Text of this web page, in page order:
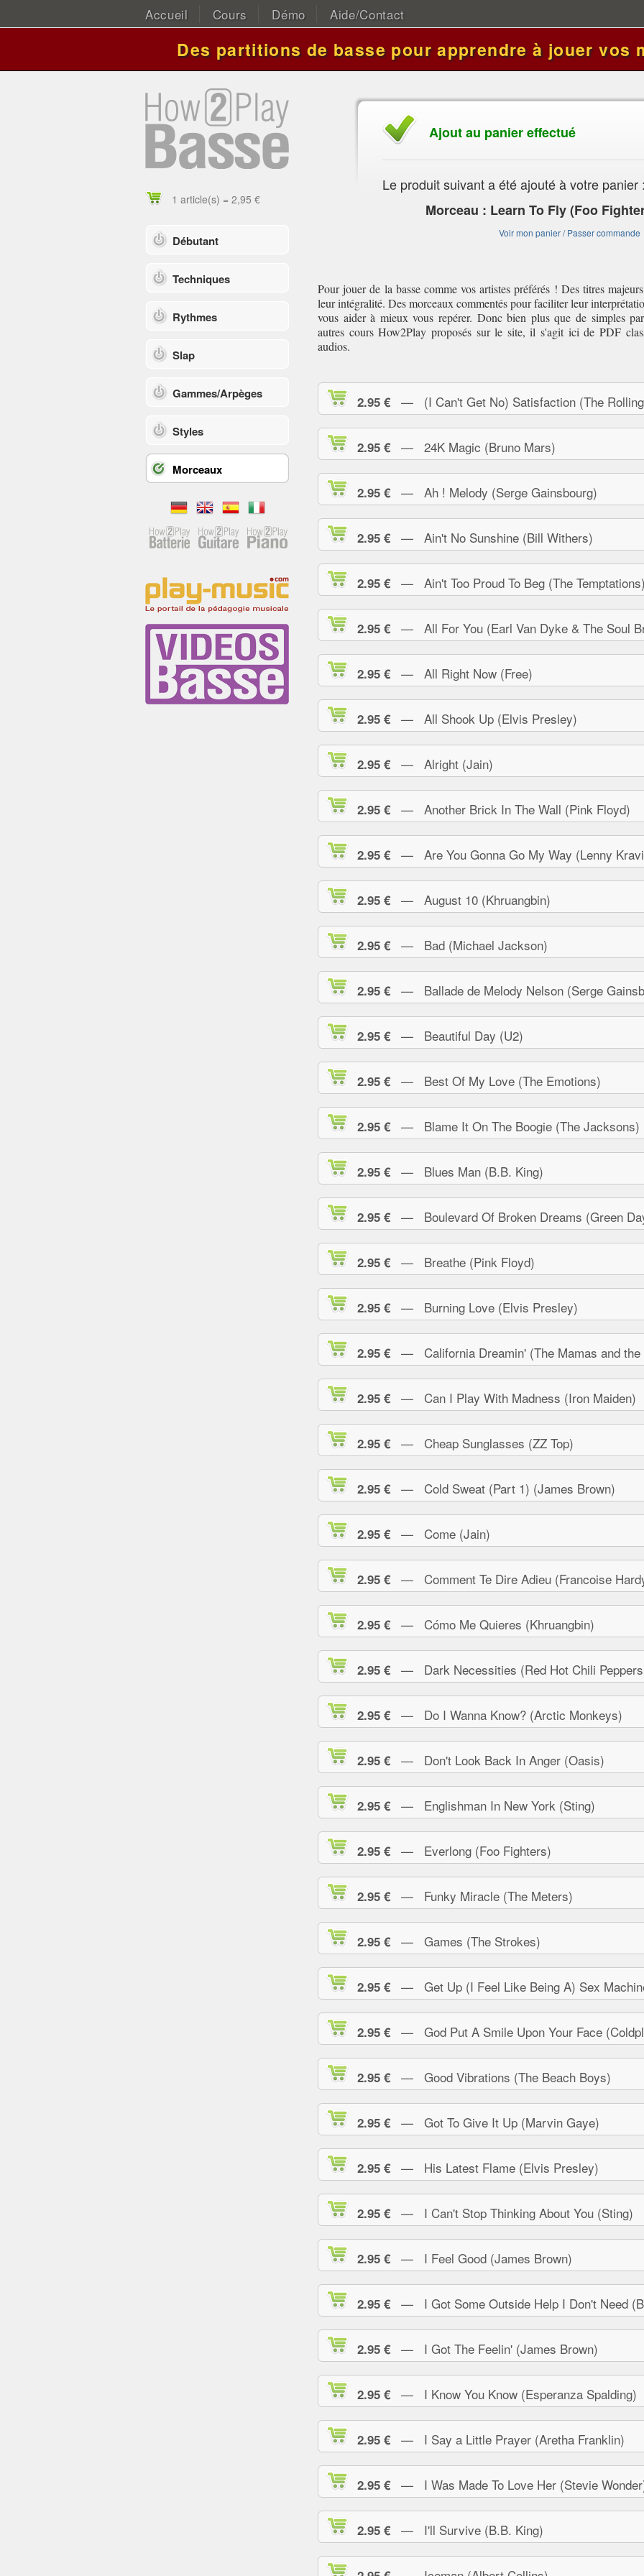
Accueil Cours Démo Aide/Contact
Des partitions de basse pour apprendre à jouer vos
1 article(s) = 2,95 €
Débutant
Techniques
Rythmes
Slap
Gammes/Arpèges
Styles
Morceaux
Ajout au panier effectué
Le produit suivant a été ajouté à votre panier
Morceau : Learn To Fly (Foo
Voir mon panier / Passer commande
Pour jouer de la basse comme vos artistes préférés ! Des titres
leur intégralité. Des morceaux commentés pour faciliter leur
vous aider à mieux vous repérer. Donc bien plus que de simples
autres cours How2Play proposés sur le site, il s'agit ici de PDF
audios.
2.95 € — (I Can't Get No) Satisfaction (The
2.95 € — 24K Magic (Bruno Mars)
2.95 € — Ah ! Melody (Serge Gainsbourg)
2.95 € — Ain't No Sunshine (Bill Withers)
2.95 € — Ain't Too Proud To Beg (The
2.95 € — All For You (Earl Van Dyke & The Soul
2.95 € — All Right Now (Free)
2.95 € — All Shook Up (Elvis Presley)
2.95 € — Alright (Jain)
2.95 € — Another Brick In The Wall (Pink Floyd)
2.95 € — Are You Gonna Go My Way (Lenny
2.95 € — August 10 (Khruangbin)
2.95 € — Bad (Michael Jackson)
2.95 € — Ballade de Melody Nelson (Serge
2.95 € — Beautiful Day (U2)
2.95 € — Best Of My Love (The Emotions)
2.95 € — Blame It On The Boogie (The Jacksons)
2.95 € — Blues Man (B.B. King)
2.95 € — Boulevard Of Broken Dreams (Green
2.95 € — Breathe (Pink Floyd)
2.95 € — Burning Love (Elvis Presley)
2.95 € — California Dreamin' (The Mamas and the
2.95 € — Can I Play With Madness (Iron Maiden)
2.95 € — Cheap Sunglasses (ZZ Top)
2.95 € — Cold Sweat (Part 1) (James Brown)
2.95 € — Come (Jain)
2.95 € — Comment Te Dire Adieu (Francoise
2.95 € — Cómo Me Quieres (Khruangbin)
2.95 € — Dark Necessities (Red Hot Chili
2.95 € — Do I Wanna Know? (Arctic Monkeys)
2.95 € — Don't Look Back In Anger (Oasis)
2.95 € — Englishman In New York (Sting)
2.95 € — Everlong (Foo Fighters)
2.95 € — Funky Miracle (The Meters)
2.95 € — Games (The Strokes)
2.95 € — Get Up (I Feel Like Being A) Sex
2.95 € — God Put A Smile Upon Your Face
2.95 € — Good Vibrations (The Beach Boys)
2.95 € — Got To Give It Up (Marvin Gaye)
2.95 € — His Latest Flame (Elvis Presley)
2.95 € — I Can't Stop Thinking About You (Sting)
2.95 € — I Feel Good (James Brown)
2.95 € — I Got Some Outside Help I Don't Need
2.95 € — I Got The Feelin' (James Brown)
2.95 € — I Know You Know (Esperanza Spalding)
2.95 € — I Say a Little Prayer (Aretha Franklin)
2.95 € — I Was Made To Love Her (Stevie
2.95 € — I'll Survive (B.B. King)